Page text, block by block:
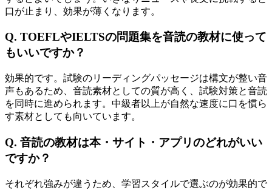
口が止まり、効果が薄くなります。
Q. TOEFLやIELTSの問題集を音読の教材に使って
もいいですか？
効果的です。試験のリーディングパッセージは構文が整い音
声もあるため、音読素材としての質が高く、試験対策と音読
を同時に進められます。中級者以上が自然な速度に口を慣ら
す素材としても向いています。
Q. 音読の教材は本・サイト・アプリのどれがいい
ですか？
それぞれ強みが違うため、学習スタイルで選ぶのが効果的で